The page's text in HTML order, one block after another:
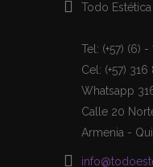
Todo Estética
Tel: (+57) (6)
Cel: (+57)
Whatsapp
Calle 20
Armenia -